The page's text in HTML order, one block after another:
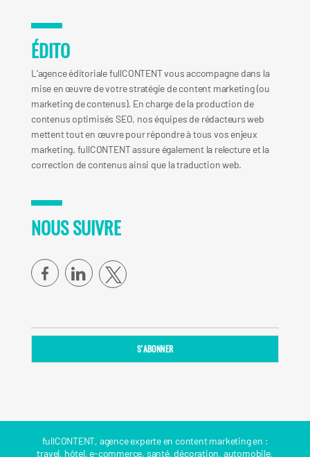
ÉDITO
L’agence éditoriale fullCONTENT vous accompagne dans la
mise en œuvre de votre stratégie de content marketing (ou
marketing de contenus). En charge de la production de
contenus optimisés SEO, nos équipes de rédacteurs web
mettent tout en œuvre pour répondre à tous vos enjeux
marketing. fullCONTENT assure également la relecture et la
correction de contenus ainsi que la traduction web.
NOUS SUIVRE
facebooklinkedin
fullCONTENT, agence experte en content marketing en :
travel, hôtel, e-commerce, santé, décoration, automobile,